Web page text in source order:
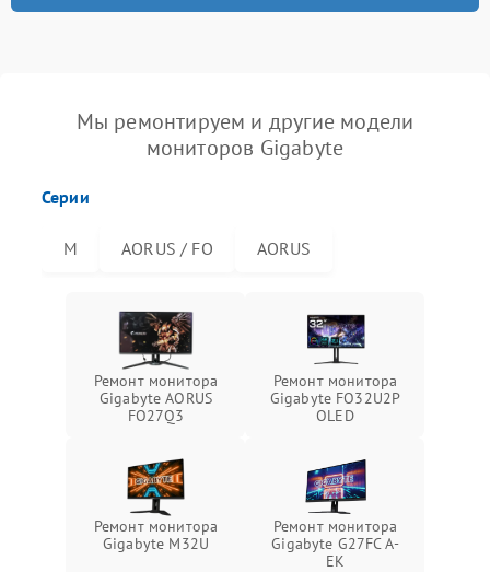
Мы ремонтируем и другие модели
мониторов Gigabyte
Серии
M AORUS / FO AORUS
Ремонт монитора
Gigabyte AORUS
FO27Q3
Ремонт монитора
Gigabyte FO32U2P
OLED
Ремонт монитора
Gigabyte M32U
Ремонт монитора
Gigabyte G27FC A-
EK